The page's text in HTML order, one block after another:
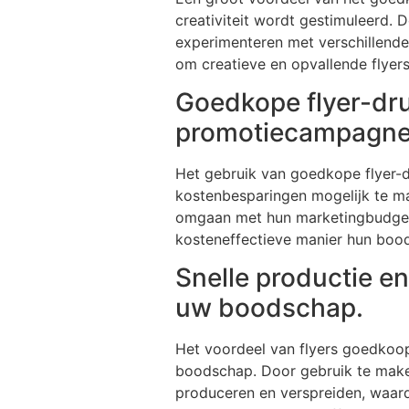
creativiteit wordt gestimuleerd.
experimenteren met
om creatieve en opvallende
Goedkope flyer-
Het gebruik van goedkope
kostenbesparingen mogelijk te
omgaan met hun
kosteneffectieve manier hun
Snelle productie
uw boodschap.
Het voordeel van flyers
boodschap. Door gebruik te
produceren en verspreiden,